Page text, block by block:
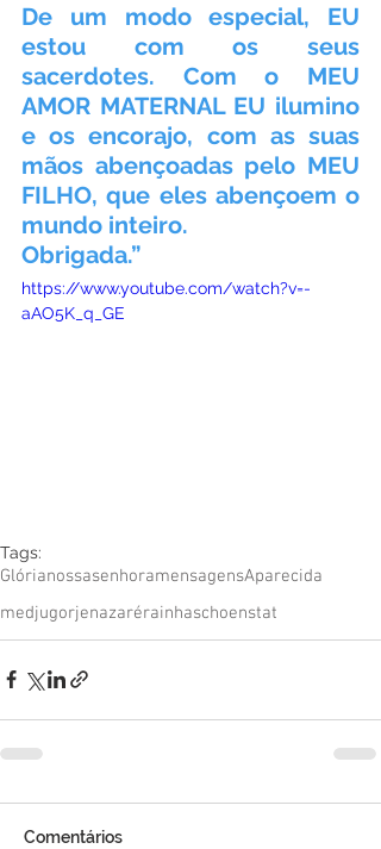
De um modo especial, EU
estou com os seus
sacerdotes. Com o MEU
AMOR MATERNAL EU ilumino
e os encorajo, com as suas
mãos abençoadas pelo MEU
FILHO, que eles abençoem o
mundo inteiro.
Obrigada.”
https://www.youtube.com/watch?v=-
aAO5K_q_GE
Tags:
GlórianossasenhoramensagensAparecida
medjugorjenazarérainhaschoenstat
Comentários